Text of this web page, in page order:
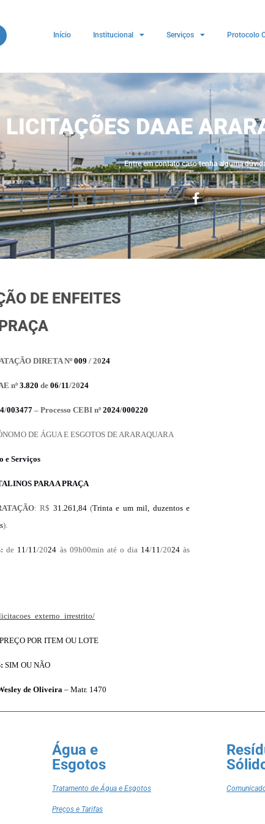
Início Institucional Serviços Protocolo
LICITAÇÕES DAAE
Entre em contato caso tenha alguma
DE ENFEITES
DIRETANº 009 / 2024
nº3.820 de 06/11/2024
/003477 – Processo CEBI nº 2024/000220
DE ÁGUA E ESGOTOS DE ARARAQUARA
e Serviços
PARA A PRAÇA
:R$ 31.261,84(Trinta e um mil, duzentos e
).
de 11/11/2024 às 09h00min até o dia 14/11 /2024às
POR ITEM OU LOTE
SIM OU NÃO
de Oliveira – Matr. 1470
Água e
Esgotos
Tratamento de Água e Esgotos
Preços e Tarifas